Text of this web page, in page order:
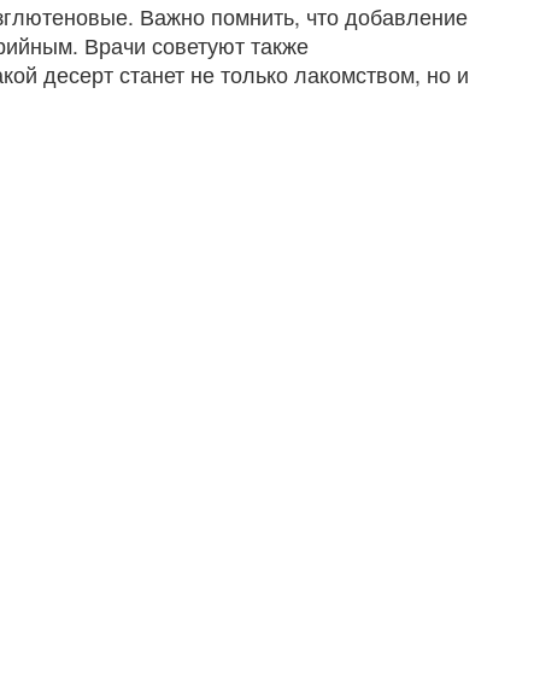
Важно помнить, что добавление
Врачи советуют также
десерт станет не только лакомством, но и